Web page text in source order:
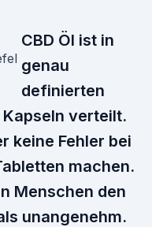
CBD Öl ist in
genau
definierten
verteilt.
keine Fehler bei
machen.
Menschen den
unangenehm.